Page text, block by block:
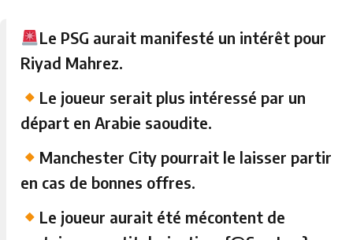
Le PSG aurait manifesté un intérêt pour
Riyad Mahrez.
Le joueur serait plus intéressé par un
départ en Arabie saoudite.
Manchester City pourrait le laisser partir
en cas de bonnes offres.
Le joueur aurait été mécontent de